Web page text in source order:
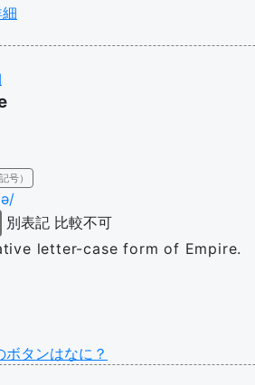
号）
別表記 比較不可
letter-case form of Empire.
ボタンはなに？